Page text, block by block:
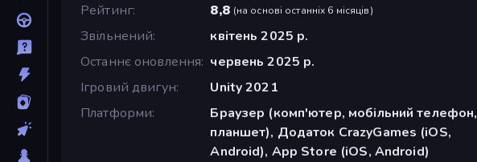
Рейтинг
8,8 (на основі останніх 6 місяців)
Звільнений
квітень 2025 р.
Останнє оновлення червень 2025 р.
Ігровий двигун
Unity 2021
Платформи
Браузер (комп'ютер, мобільний телефон,
планшет), Додаток CrazyGames (iOS,
Android), App Store (iOS, Android)